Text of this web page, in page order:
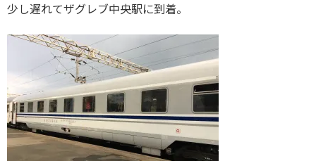
少し遅れてザグレブ中央駅に到着。